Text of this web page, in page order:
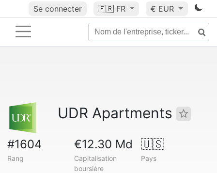
Se connecter 🇫🇷 FR € EUR
UDR Apartments
#1604
Rang
€12.30 Md
Capitalisation
boursière
🇺🇸
Pays